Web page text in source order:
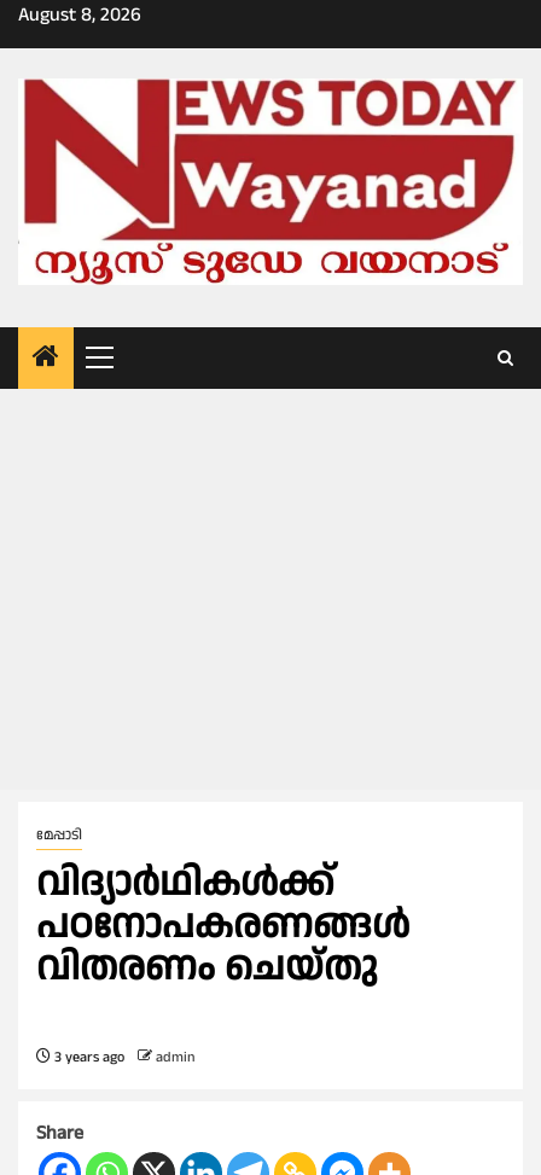
Skip
to
August 8, 2026
Primary
Menu
മേപ്പാടി
വിദ്യാർഥികൾക്ക്
പഠനോപകരണങ്ങൾ
വിതരണം ചെയ്തു
3 years ago admin
Share